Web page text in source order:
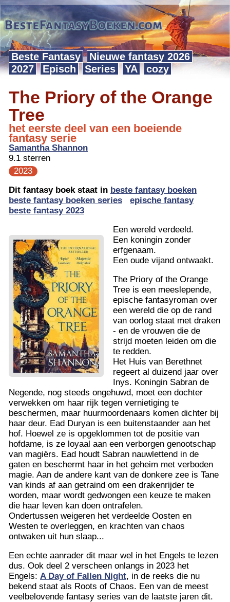
Beste Fantasy
Nieuwe fantasy 2026
2027
Episch Series YA cozy
The Priory of the Orange
Tree
het eerste deel van een boeiende
fantasy serie
Samantha Shannon
9.1 sterren
2023
Dit fantasy boek staat in beste fantasy boeken
beste fantasy boeken series
epische fantasy
beste fantasy 2023
Een wereld verdeeld.
Een koningin zonder
erfgenaam.
Een oude vijand ontwaakt.
The Priory of the Orange
Tree is een meeslepende,
epische fantasyroman over
een wereld die op de rand
van oorlog staat met draken
- en de vrouwen die de
strijd moeten leiden om die
te redden.
Het Huis van Berethnet
regeert al duizend jaar over
Inys. Koningin Sabran de
Negende, nog steeds ongehuwd, moet een dochter
verwekken om haar rijk tegen vernietiging te
beschermen, maar huurmoordenaars komen dichter bij
haar deur. Ead Duryan is een buitenstaander aan het
hof. Hoewel ze is opgeklommen tot de positie van
hofdame, is ze loyaal aan een verborgen genootschap
van magiërs. Ead houdt Sabran nauwlettend in de
gaten en beschermt haar in het geheim met verboden
magie. Aan de andere kant van de donkere zee is Tane
van kinds af aan getraind om een drakenrijder te
worden, maar wordt gedwongen een keuze te maken
die haar leven kan doen ontrafelen.
Ondertussen weigeren het verdeelde Oosten en
Westen te overleggen, en krachten van chaos
ontwaken uit hun slaap...
Een echte aanrader dit maar wel in het Engels te lezen
dus. Ook deel 2 verscheen onlangs in 2023 het
Engels: A Day of Fallen Night, in de reeks die nu
bekend staat als Roots of Chaos. Een van de meest
veelbelovende fantasy series van de laatste jaren dit.